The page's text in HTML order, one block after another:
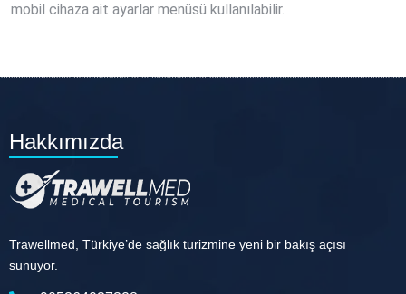
mobil cihaza ait ayarlar menüsü kullanılabilir.
Hakkımızda
Trawellmed, Türkiye’de sağlık turizmine yeni bir bakış açısı
sunuyor.